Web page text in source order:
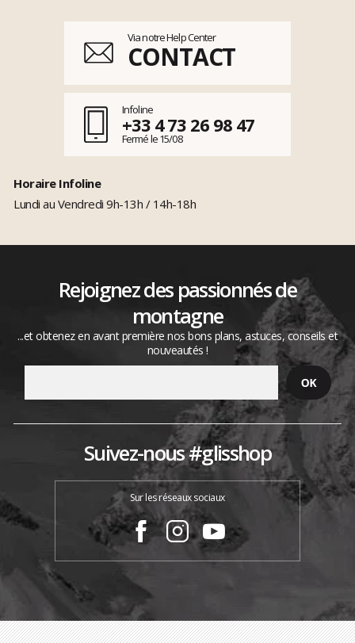
Via notre Help Center
CONTACT
Infoline
+33 4 73 26 98 47
Fermé le 15/08
Horaire Infoline
Lundi au Vendredi 9h-13h / 14h-18h
Rejoignez des passionnés de
montagne
...et obtenez en avant première nos bons plans, astuces, conseils et
nouveautés !
Suivez-nous #glisshop
Sur les réseaux sociaux